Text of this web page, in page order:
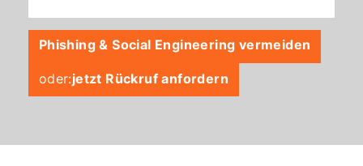
Phishing & Social Engineering vermeiden
oder:jetzt Rückruf anfordern